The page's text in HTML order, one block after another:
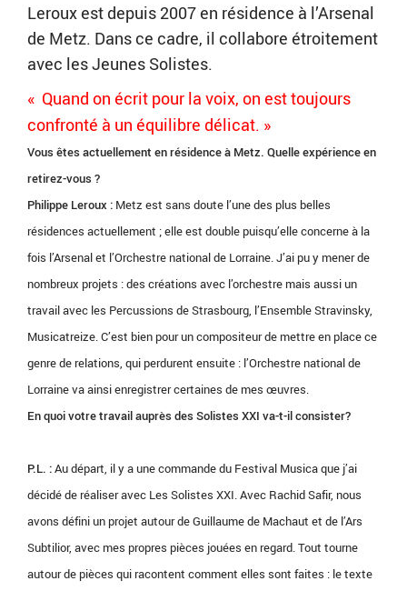
Leroux est depuis 2007 en résidence à l’Arsenal
de Metz. Dans ce cadre, il collabore étroitement
avec les Jeunes Solistes.
« Quand on écrit pour la voix, on est toujours
confronté à un équilibre délicat. »
Vous êtes actuellement en résidence à Metz. Quelle expérience en
retirez-vous ?
Philippe Leroux : Metz est sans doute l’une des plus belles
résidences actuellement ; elle est double puisqu’elle concerne à la
fois l’Arsenal et l’Orchestre national de Lorraine. J’ai pu y mener de
nombreux projets : des créations avec l’orchestre mais aussi un
travail avec les Percussions de Strasbourg, l’Ensemble Stravinsky,
Musicatreize. C’est bien pour un compositeur de mettre en place ce
genre de relations, qui perdurent ensuite : l’Orchestre national de
Lorraine va ainsi enregistrer certaines de mes œuvres.
En quoi votre travail auprès des Solistes XXI va-t-il consister?
P.L. :Au départ, il y a une commande du Festival Musica que j’ai
décidé de réaliser avec Les Solistes XXI. Avec Rachid Safir, nous
avons défini un projet autour de Guillaume de Machaut et de l’Ars
Subtilior, avec mes propres pièces jouées en regard. Tout tourne
autour de pièces qui racontent comment elles sont faites : le texte